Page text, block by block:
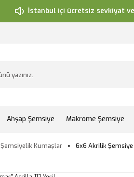
İstanbul içi ücretsiz sevkiyat
Ahşap Şemsiye Makrome Şemsiye
Şemsiyelik Kumaşlar 6x6 Akrilik Şemsiye